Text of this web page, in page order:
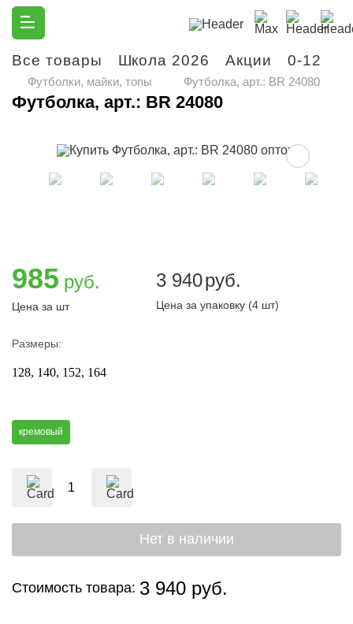
Все товары Школа 2026 Акции 0-12
Футболки, майки, топы Футболка, арт.: BR 24080
Футболка, арт.: BR 24080
985 руб.
Цена за шт
3 940руб.
Цена за упаковку (4 шт)
Размеры:
128 140 152 164
кремовый
Стоимость товара: 3 940 руб.